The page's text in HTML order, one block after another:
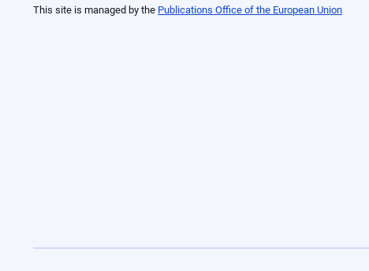
This site is managed by the Publications Office of the European Union